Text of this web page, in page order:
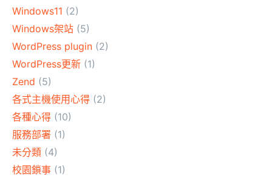
Windows11 (2)
Windows架站 (5)
WordPress plugin (2)
WordPress更新 (1)
Zend (5)
各式主機使用心得 (2)
各種心得 (10)
服務部署 (1)
未分類 (4)
校園鎖事 (1)